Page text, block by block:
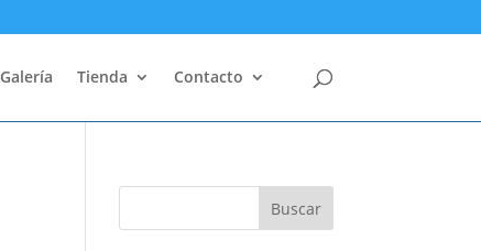
Galería Tienda Contacto